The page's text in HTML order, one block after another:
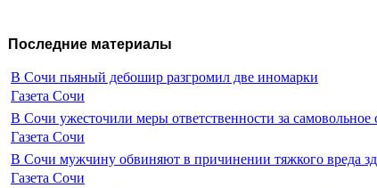
Последние материалы
В Сочи пьяный дебошир разгромил две иномарки
Газета Сочи
В Сочи ужесточили меры ответственности за самовольное
Газета Сочи
В Сочи мужчину обвиняют в причинении тяжкого вреда
Газета Сочи